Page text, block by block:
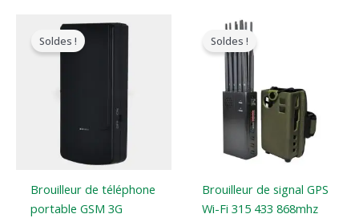
Soldes !
Brouilleur de téléphone
portable GSM 3G
Le
prix
original
Le
$99.66.
Soldes !
Brouilleur de signal GPS
Wi-Fi 315 433 868mhz
à
$650.99